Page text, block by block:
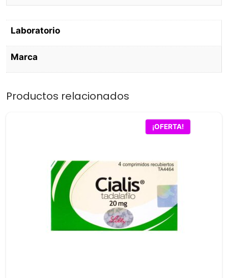
Laboratorio
Marca
Productos relacionados
¡OFERTA!